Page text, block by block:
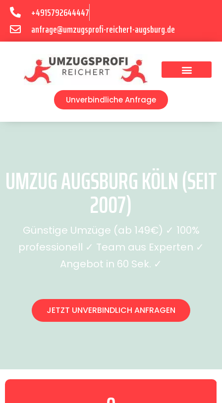
+4915792644447
anfrage@umzugsprofi-reichert-augsburg.de
Unverbindliche Anfrage
UMZUG AUGSBURG KÖLN (SEIT
2007)
Günstige Umzüge (ab 149€) ✓ 100%
professionell ✓ Team aus Experten ✓
Angebot in 60 Sek. ✓
JETZT UNVERBINDLICH ANFRAGEN